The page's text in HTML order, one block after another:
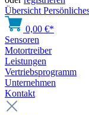
Übersicht
0,00 €*
Sensoren
Motortreiber
Leistungen
Vertriebsprogramm
Unternehmen
Kontakt